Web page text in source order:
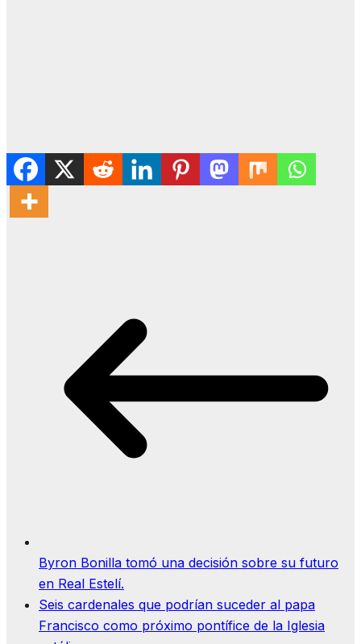
Byron Bonilla tomó una decisión sobre su futuro
en Real Estelí.
Seis cardenales que podrían suceder al papa
Francisco como próximo pontífice de la Iglesia